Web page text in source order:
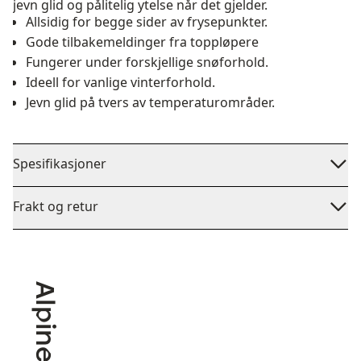
jevn glid og pålitelig ytelse når det gjelder.
Allsidig for begge sider av frysepunkter.
Gode tilbakemeldinger fra toppløpere
Fungerer under forskjellige snøforhold.
Ideell for vanlige vinterforhold.
Jevn glid på tvers av temperaturområder.
Spesifikasjoner
Frakt og retur